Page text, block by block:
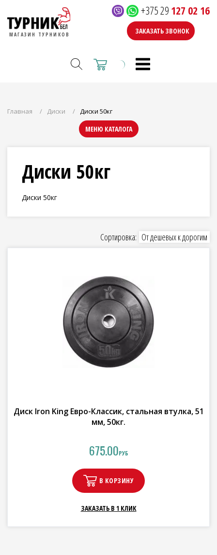
МАГАЗИН ТУРНИКОВ
+375 29 127 02 16
ЗАКАЗАТЬ ЗВОНОК
Главная Диски Диски 50кг
МЕНЮ КАТАЛОГА
Диски 50кг
Диски 50кг
Сортировка: От дешевых к дорогим
Диск Iron King Евро-Классик, стальная втулка, 51
мм, 50кг.
675.00РУБ
В КОРЗИНУ
ЗАКАЗАТЬ В 1 КЛИК